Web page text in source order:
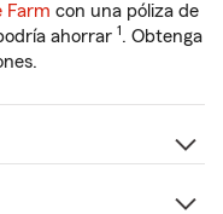
Farm con una póliza de
ahorrar 1. Obtenga